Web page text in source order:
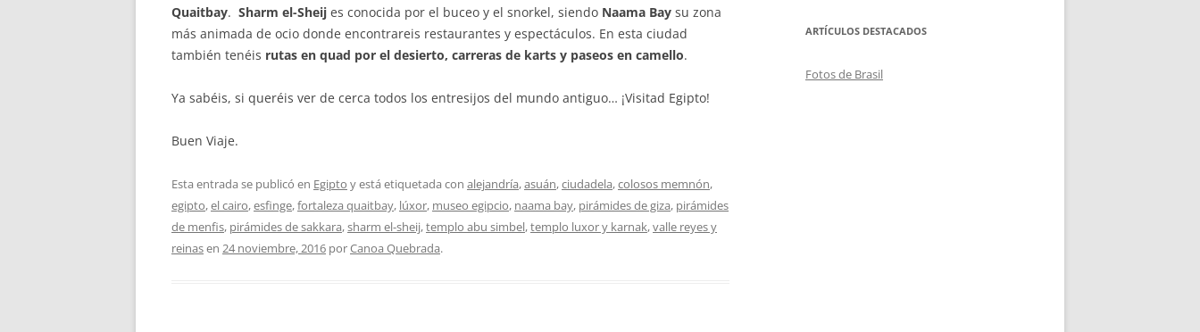
Quaitbay. Sharm el-Sheij es conocida por el buceo y el snorkel, siendo Naama Bay su zona
más animada de ocio donde encontrareis restaurantes y espectáculos. En esta ciudad
también tenéis rutas en quad por el desierto, carreras de karts y paseos en camello.
Ya sabéis, si queréis ver de cerca todos los entresijos del mundo antiguo… ¡Visitad Egipto!
Buen Viaje.
Esta entrada se publicó en Egipto y está etiquetada con alejandría,asuán,ciudadela,colosos memnón,
egipto,el cairo,esfinge,fortaleza quaitbay, lúxor, museo egipcio, naama bay, pirámides de giza, pirámides
de menfis, pirámides de sakkara,sharm el-sheij,templo abu simbel,templo luxor y karnak,valle reyes y
reinasen 24 noviembre, 2016 porCanoa Quebrada.
ARTÍCULOS DESTACADOS
Fotos de Brasil